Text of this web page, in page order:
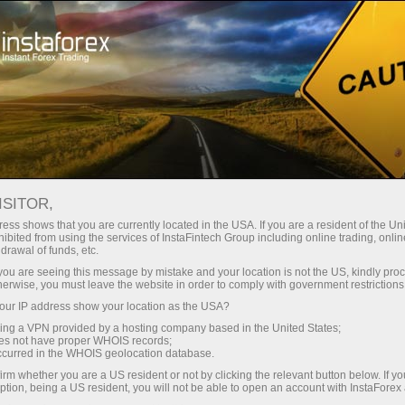
Avec InstaForex, vous accédez à
compétitives : effet de levier
jusqu’à 1:5000, parmi les meilleurs
spreads et commissions du
marché, ainsi que des conditions
avantageuses pour le trading
d’actions et d’indices.
Spreads
Bonus de 30 %
sur chaque dépôt
Vitesse
dans le trading et sur l’autoroute
shows that you are currently located in the USA. If you are a resident of the
from using the services of InstaFintech Group including online trading,
of funds, etc.
are seeing this message by mistake and your location is not the US, kindly
you must leave the website in order to comply with government
IP address show your location as the USA?
a VPN provided by a hosting company based in the United States;
not have proper WHOIS records;
in the WHOIS geolocation database.
whether you are a US resident or not by clicking the relevant button below. If
being a US resident, you will not be able to open an account with InstaForex